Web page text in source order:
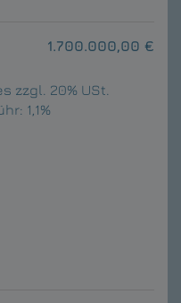
1.700.000,00 €
zzgl. 20% USt.
1,1%